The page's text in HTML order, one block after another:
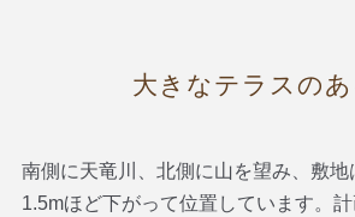
大きなテラスの
南側に天竜川、北側に山を望み、敷地
1.5mほど下がって位置しています。